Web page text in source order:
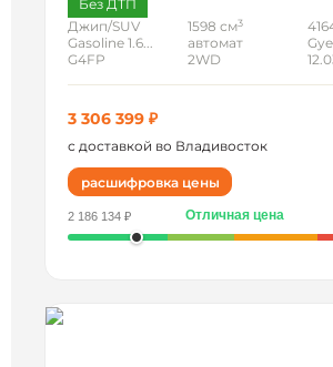
Без ДТП
Джип/SUV
Gasoline 1.6...
G4FP
1598 см3
автомат
2WD
3 306 399 ₽
с доставкой во Владивосток
расшифровка цены
2 186 134 ₽ Отличная цена